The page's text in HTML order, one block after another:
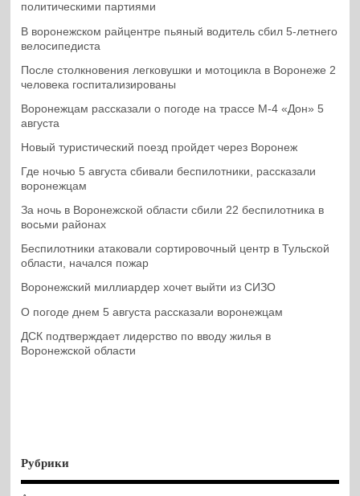
политическими партиями
В воронежском райцентре пьяный водитель сбил 5-летнего
велосипедиста
После столкновения легковушки и мотоцикла в Воронеже 2
человека госпитализированы
Воронежцам рассказали о погоде на трассе М-4 «Дон» 5
августа
Новый туристический поезд пройдет через Воронеж
Где ночью 5 августа сбивали беспилотники, рассказали
воронежцам
За ночь в Воронежской области сбили 22 беспилотника в
восьми районах
Беспилотники атаковали сортировочный центр в Тульской
области, начался пожар
Воронежский миллиардер хочет выйти из СИЗО
О погоде днем 5 августа рассказали воронежцам
ДСК подтверждает лидерство по вводу жилья в
Воронежской области
Рубрики